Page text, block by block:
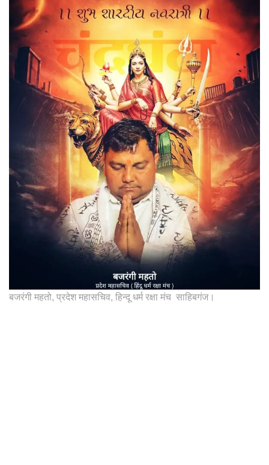
बजरंगी महतो, प्रदेश महासचिव, हिन्दू धर्म रक्षा मंच साहिबगंज।